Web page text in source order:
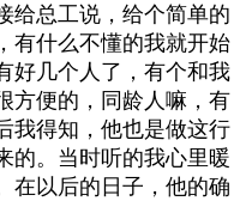
给总工说，给个简单的
有什么不懂的我就开始
好几个人了，有个和我
方便的，同龄人嘛，有
我得知，他也是做这行
的。当时听的我心里暖
在以后的日子，他的确